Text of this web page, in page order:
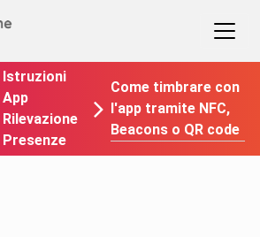
Istruzioni
App
Rilevazione
Presenze
Come timbrare con
l'app tramite NFC,
Beacons o QR code